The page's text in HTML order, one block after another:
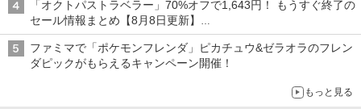
「オクトパストラベラー」70%オフで1,643円！ もうすぐ終了の
セール情報まとめ【8月8日更新】
ニンテンドーeショップでは「大神 絶景版」が67%オフで990円
ファミマで「ポケモンフレンダ」ピカチュウ&ゼラオラのフレン
ダピックがもらえるキャンペーン開催！
もっと見る